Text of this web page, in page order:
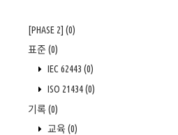
[PHASE 2] (0)
표준 (0)
IEC 62443 (0)
ISO 21434(0)
기록 (0)
교육 (0)